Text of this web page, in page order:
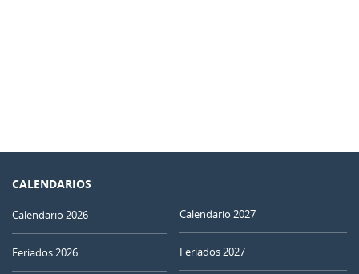
CALENDARIOS
Calendario 2026
Feriados 2026
Calendario 2027
Feriados 2027